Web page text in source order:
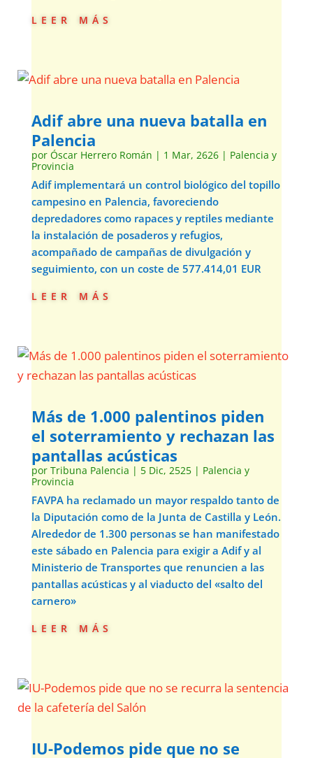
leer más
Adif abre una nueva batalla en
Palencia
por Óscar Herrero Román | 1 Mar, 2626| Palencia y
Provincia
Adif implementará un control biológico del topillo
campesino en Palencia, favoreciendo
depredadores como rapaces y reptiles mediante
la instalación de posaderos y refugios,
acompañado de campañas de divulgación y
seguimiento, con un coste de 577.414,01 EUR
leer más
Más de 1.000 palentinos piden
el soterramiento y rechazan las
pantallas acústicas
por Tribuna Palencia | 5 Dic, 2525| Palencia y
Provincia
FAVPA ha reclamado un mayor respaldo tanto de
la Diputación como de la Junta de Castilla y León.
Alrededor de 1.300 personas se han manifestado
este sábado en Palencia para exigir a Adif y al
Ministerio de Transportes que renuncien a las
pantallas acústicas y al viaducto del «salto del
carnero»
leer más
IU-Podemos pide que no se